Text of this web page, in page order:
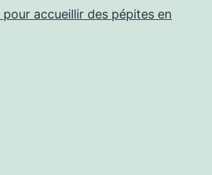
accueillir des pépites en